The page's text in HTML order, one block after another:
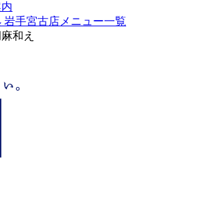
岩手宮古店メニュー一覧
和え